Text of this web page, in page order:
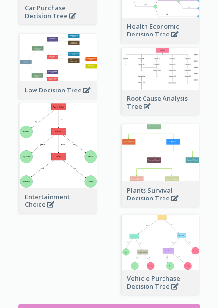
Car Purchase
Decision Tree
Health Economic
Decision Tree
Law Decision Tree
Root Cause Analysis
Tree
Entertainment
Choice
Plants Survival
Decision Tree
Vehicle Purchase
Decision Tree